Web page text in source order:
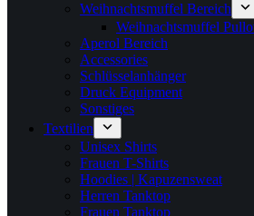
Weihnachtsmuffel Bereich
Weihnachtsmuffel
Aperol Bereich
Accessories
Schlüsselanhänger
Druck Equipment
Sonstiges
Textilien
Unisex Shirts
Frauen T-Shirts
Hoodies | Kapuzensweat
Herren Tanktop
Frauen Tanktop